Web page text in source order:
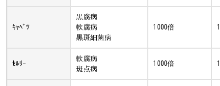
ｷｬﾍﾞﾂ
黒腐病
軟腐病
黒斑細菌病
1000倍
ｾﾙﾘｰ
軟腐病
斑点病
1000倍